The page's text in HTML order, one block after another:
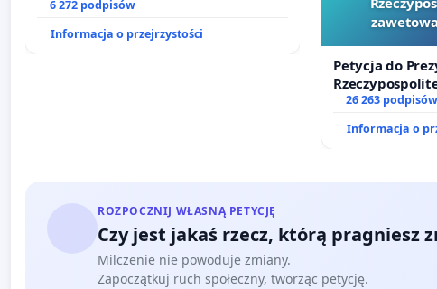
6 272 podpisów
Informacja o przejrzystości
Petycja do
zawetowanie
26 263 podpisów
Informacja o
ROZPOCZNIJ WŁASNĄ PETYCJĘ
Czy jest jakaś rzecz, którą pragniesz
Milczenie nie powoduje zmiany.
Zapoczątkuj ruch społeczny, tworząc petycję.